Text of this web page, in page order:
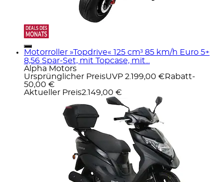
Motorroller »Topdrive« 125 cm³ 85 km/h Euro 5+
8,56 Spar-Set, mit Topcase, mit...
Alpha Motors
Ursprünglicher PreisUVP 2.199,00 € Rabatt-
50,00 €
Aktueller Preis2.149,00 €